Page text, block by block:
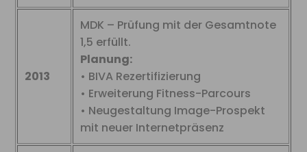
2013
MDK – Prüfung mit der Gesamtnote
1,5 erfüllt.
Planung:
• BIVA Rezertifizierung
• Erweiterung Fitness-Parcours
• Neugestaltung Image-Prospekt
mit neuer Internetpräsenz